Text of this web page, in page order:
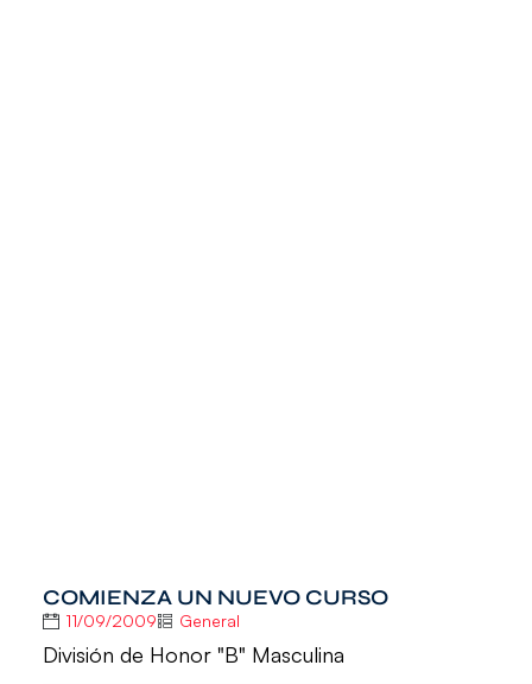
COMIENZA UN NUEVO CURSO
11/09/2009 General
División de Honor "B" Masculina